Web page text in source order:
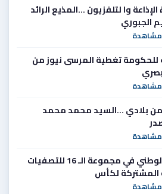
وا لتلفزيون ...المذيع الرائد
الجبوري
للحكومة تغطية المرسى نيوز من
بلادي ...السيد محمد محمد
منتخبنا الوطني في مجموعة الـ 16 للتصفيات
المشتركة لكأس